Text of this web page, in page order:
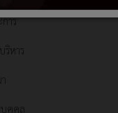
คล
าร
ริหาร
บุคคล